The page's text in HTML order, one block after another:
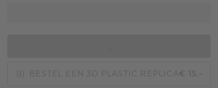
BESTEL EEN 3D PLASTIC REPLICA€ 15,-